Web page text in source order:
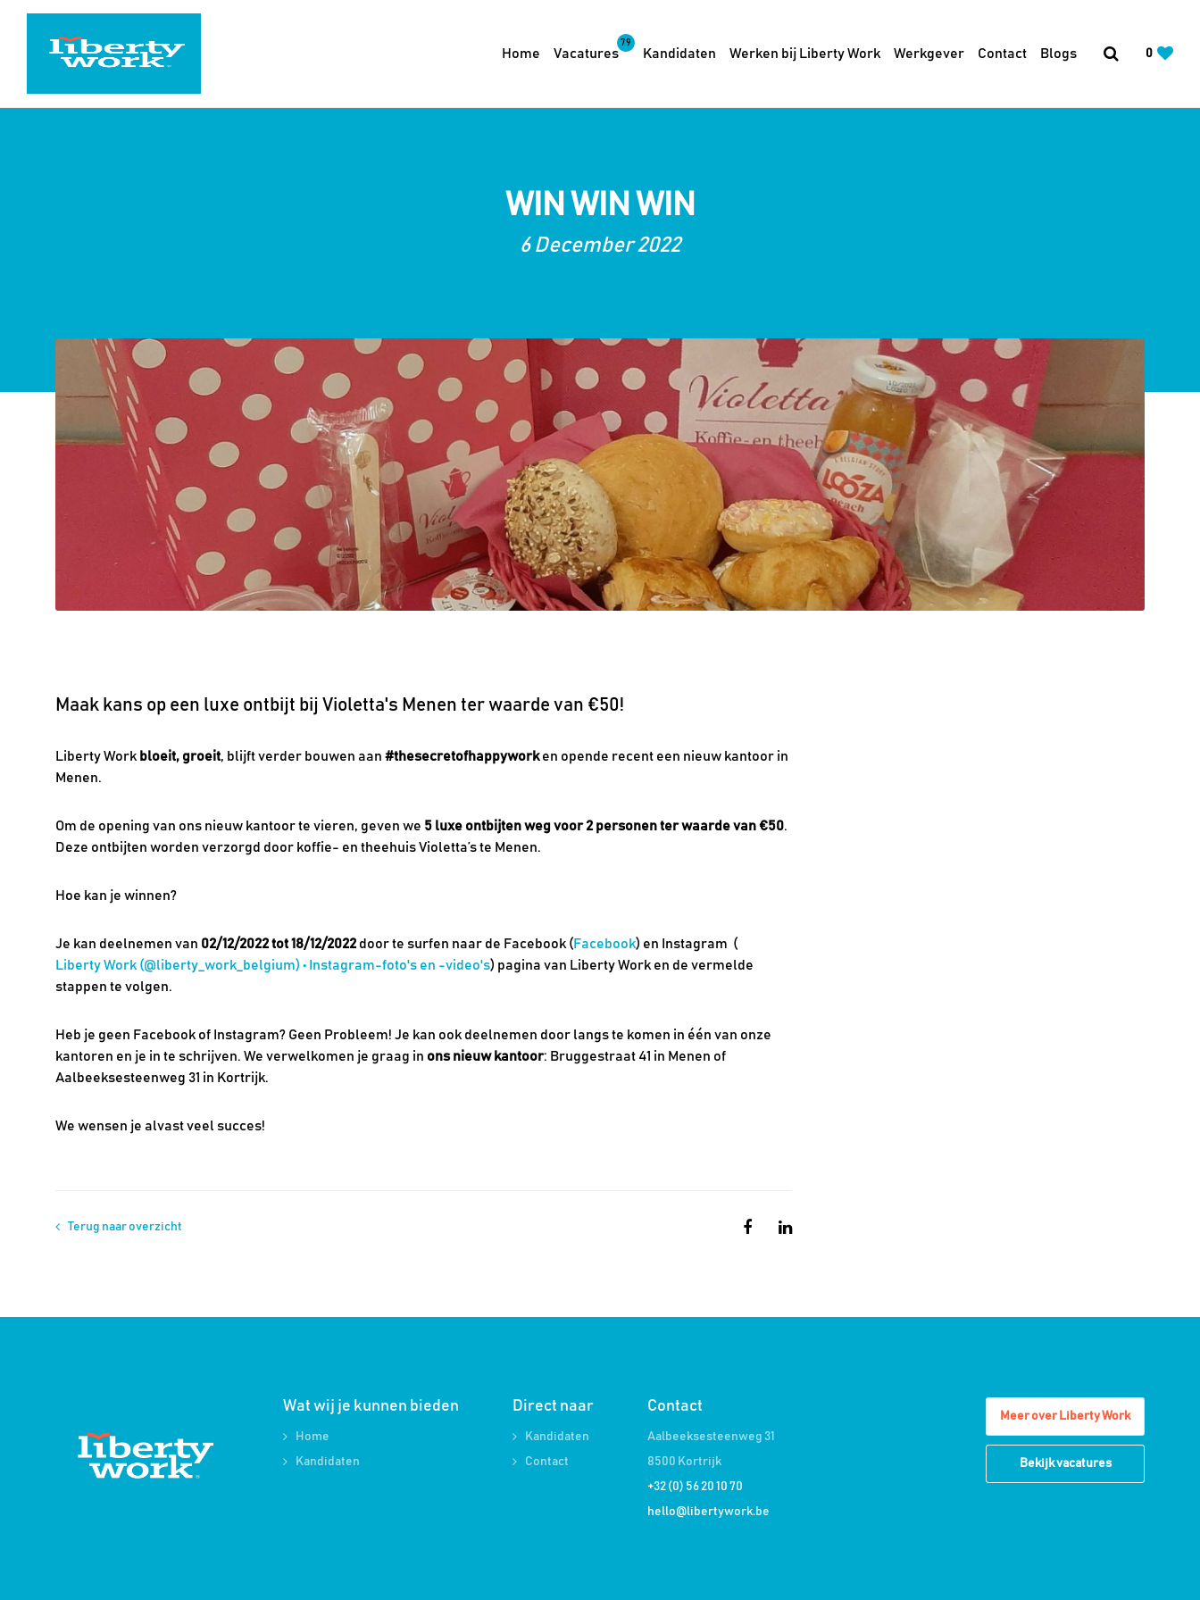
0
Home Vacatures
79
Kandidaten Werken bij Liberty Work Werkgever Contact Blogs
WIN WIN WIN
6 December 2022
Maak kans op een luxe ontbijt bij Violetta's Menen ter waarde van €50!
Liberty Work bloeit, groeit, blijft verder bouwen aan #thesecretofhappyworken opende recent een nieuw kantoor in
Menen.
Om de opening van ons nieuw kantoor te vieren, geven we 5 luxe ontbijten weg voor 2 personen ter waarde van €50.
Deze ontbijten worden verzorgd door koffie- en theehuis Violetta’s te Menen.
Hoe kan je winnen?
Je kan deelnemen van 02/12/2022 tot 18/12/2022 door te surfen naar de Facebook (Facebook) en Instagram (
Liberty Work (@liberty_work_belgium) • Instagram-foto's en -video's) pagina van Liberty Work en de vermelde
stappen te volgen.
Heb je geen Facebook of Instagram? Geen Probleem! Je kan ook deelnemen door langs te komen in één van onze
kantoren en je in te schrijven. We verwelkomen je graag in ons nieuw kantoor: Bruggestraat 41 in Menen of
Aalbeeksesteenweg 31 in Kortrijk.
We wensen je alvast veel succes!
Terug naar overzicht
Wat wij je kunnen bieden
Home
Kandidaten
Direct naar
Kandidaten
Contact
Contact
Aalbeeksesteenweg 31
8500 Kortrijk
+32 (0) 56 20 10 70
hello@libertywork.be
Meer over Liberty Work
Bekijk vacatures